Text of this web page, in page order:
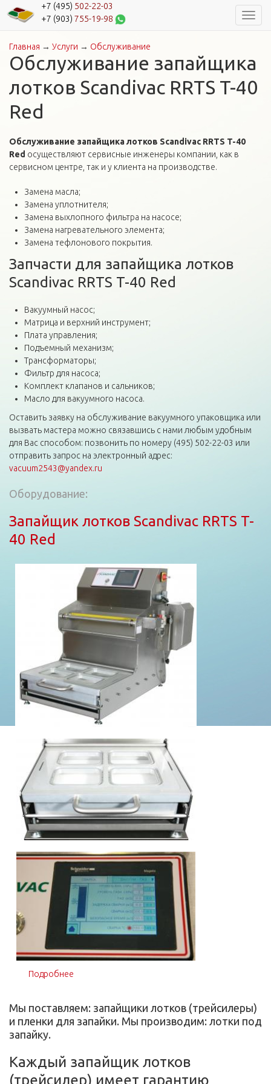
+7 (495) 502-22-03
+7 (903) 755-19-98
Вы здесь
Главная → Услуги → Обслуживание
Обслуживание запайщика
лотков Scandivac RRTS T-40
Red
Обслуживание запайщика лотков Scandivac RRTS T-40
Red осуществляют сервисные инженеры компании, как в
сервисном центре, так и у клиента на производстве.
Замена масла;
Замена уплотнителя;
Замена выхлопного фильтра на насосе;
Замена нагревательного элемента;
Замена тефлонового покрытия.
Запчасти для запайщика лотков
Scandivac RRTS T-40 Red
Вакуумный насос;
Матрица и верхний инструмент;
Плата управления;
Подъемный механизм;
Трансформаторы;
Фильтр для насоса;
Комплект клапанов и сальников;
Масло для вакуумного насоса.
Оставить заявку на обслуживание вакуумного упаковщика или
вызвать мастера можно связавшись с нами любым удобным
для Вас способом: позвонить по номеру (495) 502-22-03 или
отправить запрос на электронный адрес:
vacuum2543@yandex.ru
Оборудование:
Запайщик лотков Scandivac RRTS T-
40 Red
Подробнее
Мы поставляем: запайщики лотков (трейсилеры)
и пленки для запайки. Мы производим: лотки под
запайку.
Каждый запайщик лотков
(трейсилер) имеет гарантию